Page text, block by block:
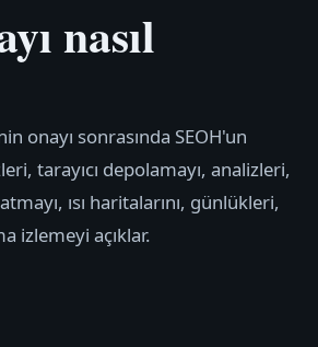
nasıl
onayı sonrasında SEOH'un
tarayıcı depolamayı, analizleri,
ısı haritalarını, günlükleri,
izlemeyi açıklar.